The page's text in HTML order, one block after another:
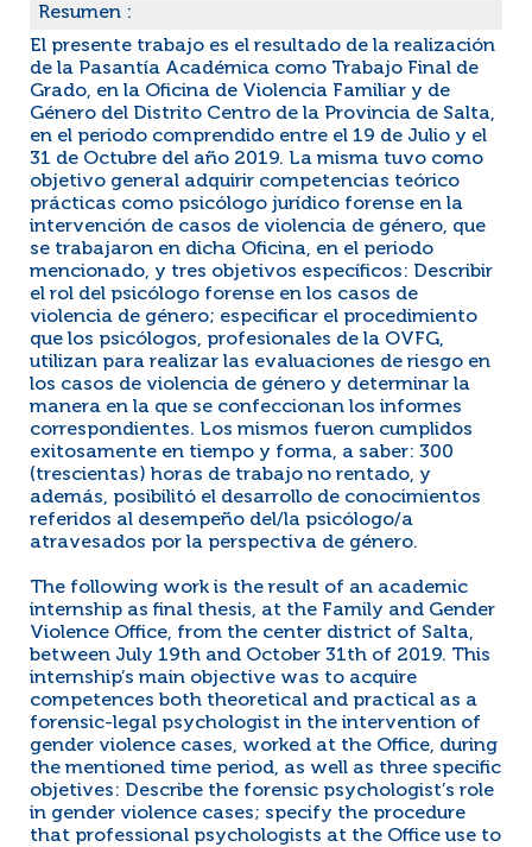
Resumen :
El presente trabajo es el resultado de la realización
de la Pasantía Académica como Trabajo Final de
Grado, en la Oficina de Violencia Familiar y de
Género del Distrito Centro de la Provincia de Salta,
en el periodo comprendido entre el 19 de Julio y el
31 de Octubre del año 2019. La misma tuvo como
objetivo general adquirir competencias teórico
prácticas como psicólogo jurídico forense en la
intervención de casos de violencia de género, que
se trabajaron en dicha Oficina, en el periodo
mencionado, y tres objetivos específicos: Describir
el rol del psicólogo forense en los casos de
violencia de género; especificar el procedimiento
que los psicólogos, profesionales de la OVFG,
utilizan para realizar las evaluaciones de riesgo en
los casos de violencia de género y determinar la
manera en la que se confeccionan los informes
correspondientes. Los mismos fueron cumplidos
exitosamente en tiempo y forma, a saber: 300
(trescientas) horas de trabajo no rentado, y
además, posibilitó el desarrollo de conocimientos
referidos al desempeño del/la psicólogo/a
atravesados por la perspectiva de género.
The following work is the result of an academic
internship as final thesis, at the Family and Gender
Violence Office, from the center district of Salta,
between July 19th and October 31th of 2019. This
internship’s main objective was to acquire
competences both theoretical and practical as a
forensic-legal psychologist in the intervention of
gender violence cases, worked at the Office, during
the mentioned time period, as well as three specific
objetives: Describe the forensic psychologist’s role
in gender violence cases; specify the procedure
that professional psychologists at the Office use to